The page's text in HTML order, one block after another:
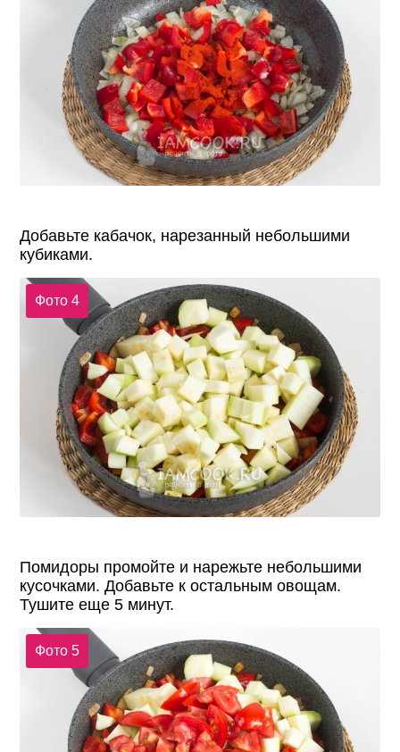
Добавьте кабачок, нарезанный небольшими
кубиками.
Фото 4
Помидоры промойте и нарежьте небольшими
кусочками. Добавьте к остальным овощам.
Тушите еще 5 минут.
Фото 5